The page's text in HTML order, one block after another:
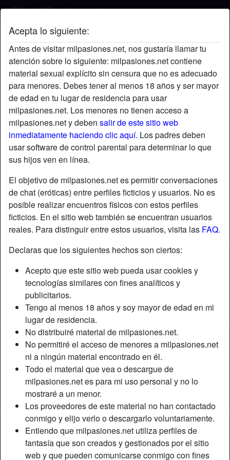
Acepta lo siguiente:
Antes de visitar milpasiones.net, nos gustaría llamar tu
atención sobre lo siguiente: milpasiones.net contiene
material sexual explícito sin censura que no es adecuado
para menores. Debes tener al menos 18 años y ser mayor
de edad en tu lugar de residencia para usar
milpasiones.net. Los menores no tienen acceso a
milpasiones.net y deben salir de este sitio web
inmediatamente haciendo clic aquí. Los padres deben
usar software de control parental para determinar lo que
sus hijos ven en línea.
El objetivo de milpasiones.net es permitir conversaciones
de chat (eróticas) entre perfiles ficticios y usuarios. No es
posible realizar encuentros físicos con estos perfiles
ficticios. En el sitio web también se encuentran usuarios
reales. Para distinguir entre estos usuarios, visita las FAQ.
Declaras que los siguientes hechos son ciertos:
Acepto que este sitio web pueda usar cookies y
tecnologías similares con fines analíticos y
publicitarios.
Tengo al menos 18 años y soy mayor de edad en mi
lugar de residencia.
No distribuiré material de milpasiones.net.
No permitiré el acceso de menores a milpasiones.net
ni a ningún material encontrado en él.
Todo el material que vea o descargue de
milpasiones.net es para mi uso personal y no lo
mostraré a un menor.
Los proveedores de este material no han contactado
conmigo y elijo verlo o descargarlo voluntariamente.
Entiendo que milpasiones.net utiliza perfiles de
fantasía que son creados y gestionados por el sitio
web y que pueden comunicarse conmigo con fines
Romo's perfil
starAgregar chatChatea ahora
Apodo:
Romo
Edad:
51
País:
España
Provincia:
Género:
Hombre
Descripción
Soy sencillo y me encanta el oral
Está buscando
Mujer, Robusto, Caucásico, Latino, 36-54, 55+
Etiquetas
Masaje Mamadas Oral